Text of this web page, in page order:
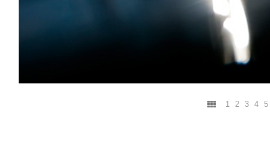
1 2 3 4 5